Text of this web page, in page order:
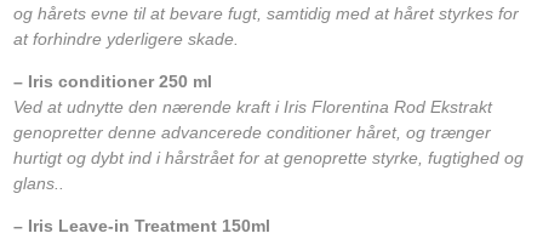
og hårets evne til at bevare fugt, samtidig med at håret styrkes for
at forhindre yderligere skade.
– Iris conditioner 250 ml
Ved at udnytte den nærende kraft i Iris Florentina Rod Ekstrakt
genopretter denne advancerede conditioner håret, og trænger
hurtigt og dybt ind i hårstrået for at genoprette styrke, fugtighed og
glans..
– Iris Leave-in Treatment 150ml